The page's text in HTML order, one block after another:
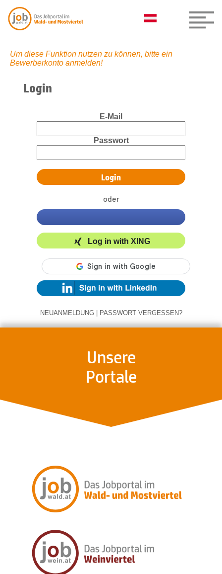
Um diese Funktion nutzen zu können, bitte ein
Bewerberkonto anmelden!
Login
E-Mail
Passwort
oder
Log in with XING
NEUANMELDUNG | PASSWORT VERGESSEN?
Unsere
Portale